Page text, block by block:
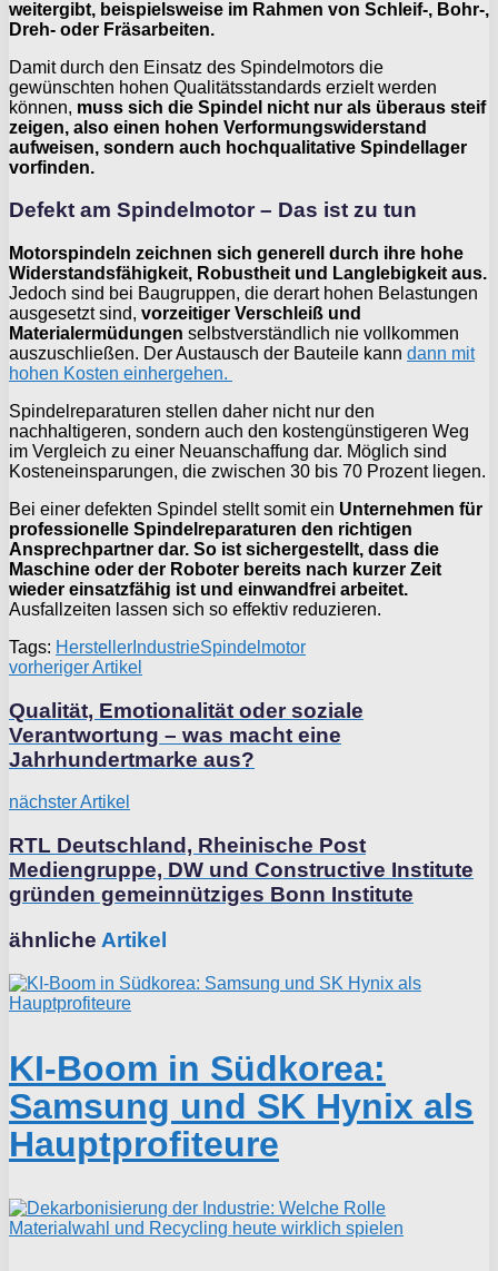
weitergibt, beispielsweise im Rahmen von Schleif-, Bohr-,
Dreh- oder Fräsarbeiten.
Damit durch den Einsatz des Spindelmotors die
gewünschten hohen Qualitätsstandards erzielt werden
können, muss sich die Spindel nicht nur als überaus steif
zeigen, also einen hohen Verformungswiderstand
aufweisen, sondern auch hochqualitative Spindellager
vorfinden.
Defekt am Spindelmotor – Das ist zu tun
Motorspindeln zeichnen sich generell durch ihre hohe
Widerstandsfähigkeit, Robustheit und Langlebigkeit aus.
Jedoch sind bei Baugruppen, die derart hohen Belastungen
ausgesetzt sind, vorzeitiger Verschleiß und
Materialermüdungen selbstverständlich nie vollkommen
auszuschließen. Der Austausch der Bauteile kann dann mit
hohen Kosten einhergehen.
Spindelreparaturen stellen daher nicht nur den
nachhaltigeren, sondern auch den kostengünstigeren Weg
im Vergleich zu einer Neuanschaffung dar. Möglich sind
Kosteneinsparungen, die zwischen 30 bis 70 Prozent liegen.
Bei einer defekten Spindel stellt somit ein Unternehmen für
professionelle Spindelreparaturen den richtigen
Ansprechpartner dar. So ist sichergestellt, dass die
Maschine oder der Roboter bereits nach kurzer Zeit
wieder einsatzfähig ist und einwandfrei arbeitet.
Ausfallzeiten lassen sich so effektiv reduzieren.
Tags: Hersteller IndustrieSpindelmotor
vorheriger Artikel
Qualität, Emotionalität oder soziale
Verantwortung – was macht eine
Jahrhundertmarke aus?
nächster Artikel
RTL Deutschland, Rheinische Post
Mediengruppe, DW und Constructive Institute
gründen gemeinnütziges Bonn Institute
ähnliche Artikel
KI-Boom in Südkorea:
Samsung und SK Hynix als
Hauptprofiteure